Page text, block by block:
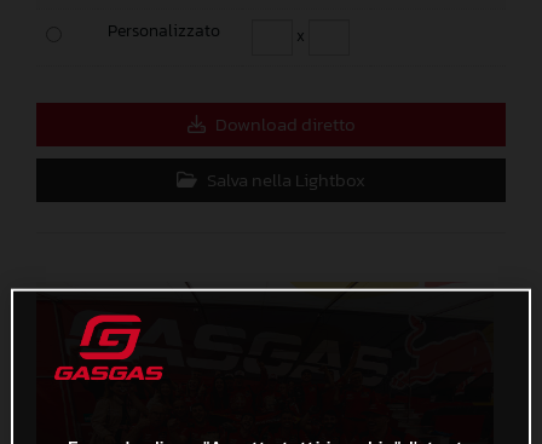
Personalizzato x
Download diretto
Salva nella Lightbox